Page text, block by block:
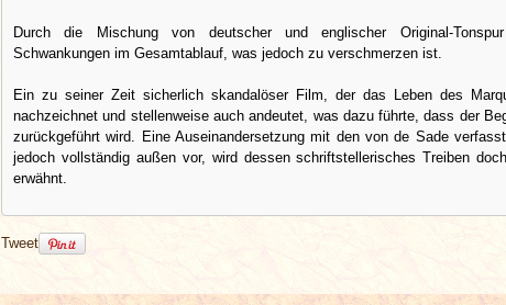
Durch die Mischung von deutscher und englischer Original-
Schwankungen im Gesamtablauf, was jedoch zu verschmerzen ist.
Ein zu seiner Zeit sicherlich skandalöser Film, der das Leben des
nachzeichnet und stellenweise auch andeutet, was dazu führte, dass der
zurückgeführt wird. Eine Auseinandersetzung mit den von de Sade
jedoch vollständig außen vor, wird dessen schriftstellerisches Treiben
erwähnt.
Tweet